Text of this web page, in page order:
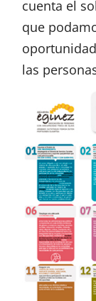
cuenta el
que
las